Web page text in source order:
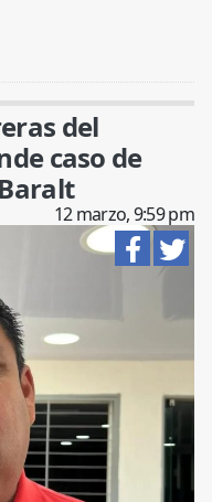
del
caso de
12 marzo, 9:59 pm